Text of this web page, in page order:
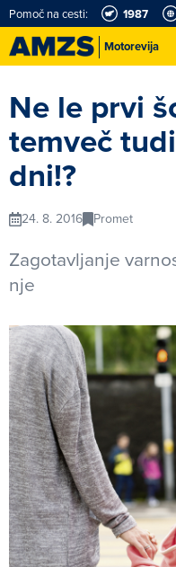
Motorevija
Pomoč na cesti: 1987
Ne le prvi
temveč
dni!?
24. 8. 2016 Promet
Zagotavljanje
nje